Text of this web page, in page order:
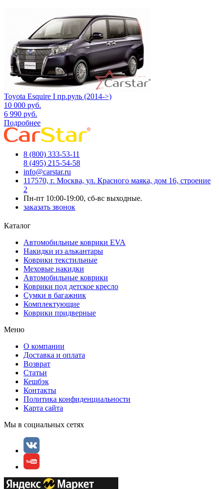
Toyota Esquire I пр.руль (2014->)
10 000 руб.
6 990 руб.
Подробнее
8 (800) 333-53-11
8 (495) 215-54-58
info@carstar.ru
117570, г. Москва, ул. Красного маяка, дом 16, строение
2
Пн-пт 10:00-19:00, сб-вс выходные.
заказать звонок
Каталог
Автомобильные коврики EVA
Накидки из алькантары
Коврики текстильные
Меховые накидки
Автомобильные коврики
Коврики под детское кресло
Сумки в багажник
Комплектующие
Коврики придверные
Меню
О компании
Доставка и оплата
Возврат
Статьи
Кешбэк
Контакты
Политика конфиденциальности
Карта сайта
Мы в социальных сетях